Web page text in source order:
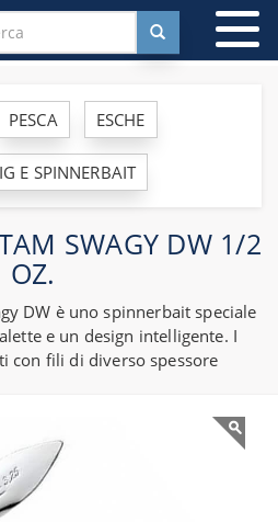
PESCA ESCHE
E SPINNERBAIT
SWAGY DW 1/2
OZ.
DW è uno spinnerbait speciale
e un design intelligente. I
con fili di diverso spessore